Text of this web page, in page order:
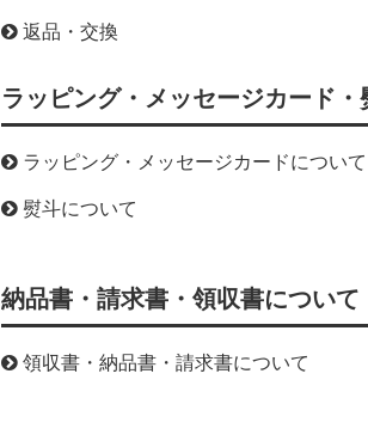
返品・交換
ラッピング・メッセージカード
ラッピング・メッセージカードについて
熨斗について
納品書・請求書・領収書について
領収書・納品書・請求書について